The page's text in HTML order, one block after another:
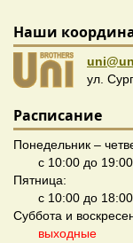
Наши
ул.
Расписание
Понедельник –
с 10:00 до 19:00
Пятница:
с 10:00 до 18:00
Суббота и
выходные